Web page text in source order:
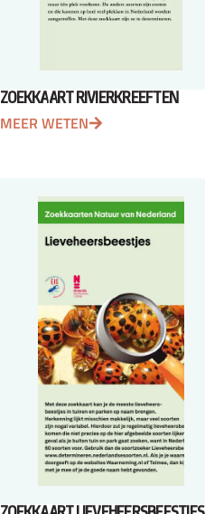
ZOEKKAART RIVIERKREEFTEN
MEER WETEN